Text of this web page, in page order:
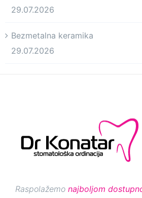
29.07.2026
Bezmetalna keramika
29.07.2026
Raspolažemo najboljom